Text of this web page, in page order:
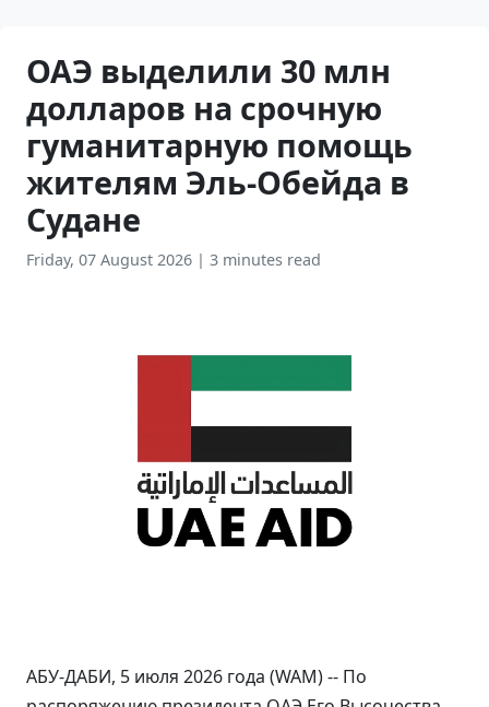
ОАЭ выделили 30 млн
долларов на срочную
гуманитарную помощь
жителям Эль-Обейда в
Судане
Friday, 07 August 2026 | 3 minutes read
АБУ-ДАБИ, 5 июля 2026 года (WAM) -- По